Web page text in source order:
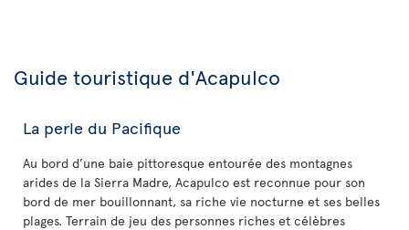
Guide touristique d'Acapulco
La perle du Pacifique
Au bord d’une baie pittoresque entourée des montagnes
arides de la Sierra Madre, Acapulco est reconnue pour son
bord de mer bouillonnant, sa riche vie nocturne et ses belles
plages. Terrain de jeu des personnes riches et célèbres